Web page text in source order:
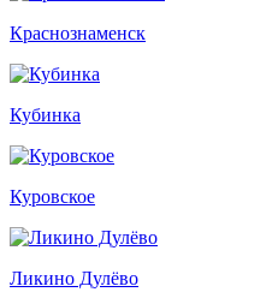
Краснознаменск
Кубинка
Куровское
Ликино Дулёво